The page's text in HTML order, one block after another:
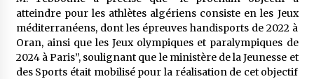
atteindre pour les athlètes algériens consiste en les Jeux
méditerranéens, dont les épreuves handisports de 2022 à
Oran, ainsi que les Jeux olympiques et paralympiques de
2024 à Paris”, soulignant que le ministère de la Jeunesse et
des Sports était mobilisé pour la réalisation de cet objectif